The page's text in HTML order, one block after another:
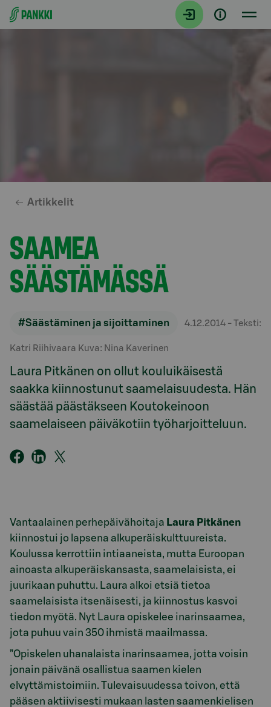
Siirry suoraan sisältöön
Artikkelit
SAAMEA
SÄÄSTÄMÄSSÄ
#Säästäminen ja sijoittaminen 4.12.2014 - Teksti:
Katri Riihivaara Kuva: Nina Kaverinen
Laura Pitkänen on ollut kouluikäisestä
saakka kiinnostunut saamelaisuudesta. Hän
säästää päästäkseen Koutokeinoon
saamelaiseen päiväkotiin työharjoitteluun.
Vantaalainen perhepäivähoitaja Laura Pitkänen
kiinnostui jo lapsena alkuperäiskulttuureista.
Koulussa kerrottiin intiaaneista, mutta Euroopan
ainoasta alkuperäiskansasta, saamelaisista, ei
juurikaan puhuttu. Laura alkoi etsiä tietoa
saamelaisista itsenäisesti, ja kiinnostus kasvoi
tiedon myötä. Nyt Laura opiskelee inarinsaamea,
jota puhuu vain 350 ihmistä maailmassa.
”Opiskelen uhanalaista inarinsaamea, jotta voisin
jonain päivänä osallistua saamen kielen
elvyttämistoimiin. Tulevaisuudessa toivon, että
pääsen aktiivisesti mukaan lasten saamenkielisen